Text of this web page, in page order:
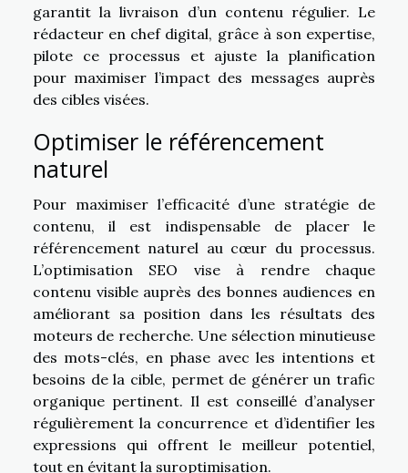
garantit la livraison d’un contenu régulier. Le
rédacteur en chef digital, grâce à son expertise,
pilote ce processus et ajuste la planification
pour maximiser l’impact des messages auprès
des cibles visées.
Optimiser le référencement
naturel
Pour maximiser l’efficacité d’une stratégie de
contenu, il est indispensable de placer le
référencement naturel au cœur du processus.
L’optimisation SEO vise à rendre chaque
contenu visible auprès des bonnes audiences en
améliorant sa position dans les résultats des
moteurs de recherche. Une sélection minutieuse
des mots-clés, en phase avec les intentions et
besoins de la cible, permet de générer un trafic
organique pertinent. Il est conseillé d’analyser
régulièrement la concurrence et d’identifier les
expressions qui offrent le meilleur potentiel,
tout en évitant la suroptimisation.